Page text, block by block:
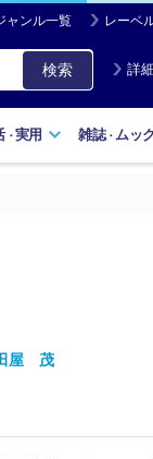
ャンル一覧 レーベ
検索 詳
・実用 雑誌・ ムッ
屋 茂